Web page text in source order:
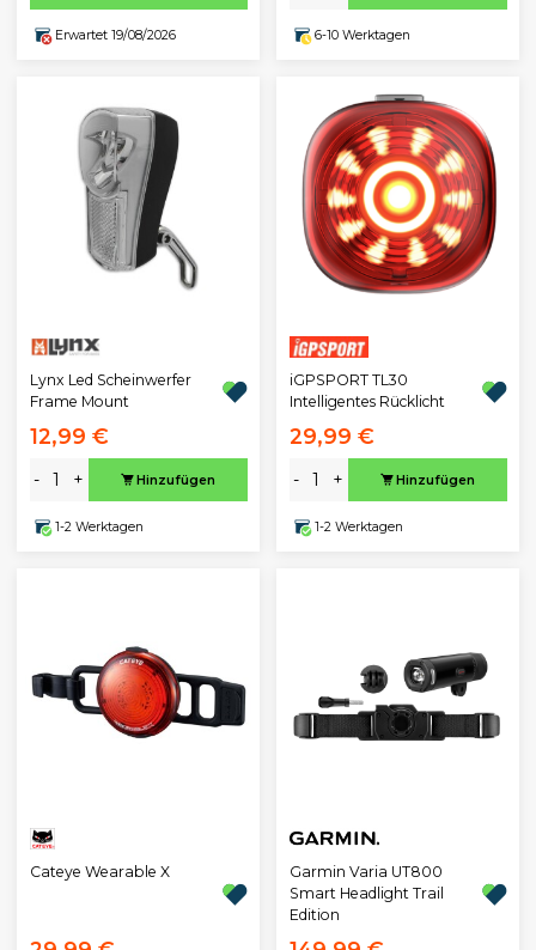
Erwartet 19/08/2026 6-10 Werktagen
Lynx Led Scheinwerfer
Frame Mount
12,99 €
- + Hinzufügen
1-2 Werktagen
iGPSPORT TL30
Intelligentes Rücklicht
29,99 €
- + Hinzufügen
1-2 Werktagen
Cateye Wearable X
Garmin Varia UT800
Smart Headlight Trail
Edition